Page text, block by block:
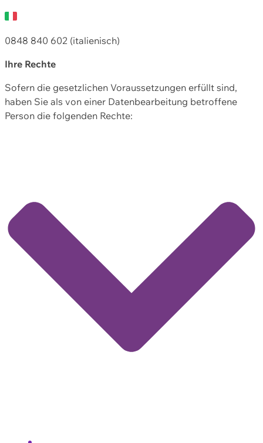
0848 840 602 (italienisch)
Ihre Rechte
Sofern die gesetzlichen Voraussetzungen erfüllt sind,
haben Sie als von einer Datenbearbeitung betroffene
Person die folgenden Rechte: